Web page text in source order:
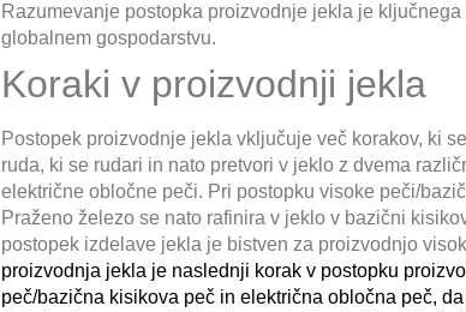
Razumevanje postopka proizvodnje jekla je
globalnem gospodarstvu.
Koraki v proizvodnji jekla
Postopek proizvodnje jekla vključuje več korakov, ki
ruda, ki se rudari in nato pretvori v jeklo z dvema
električne obločne peči. Pri postopku visoke peči/
Praženo železo se nato rafinira v jeklo v bazični
postopek izdelave jekla je bistven za proizvodnjo
proizvodnja jekla je naslednji korak v postopku
peč/bazična kisikova peč in električna obločna peč,